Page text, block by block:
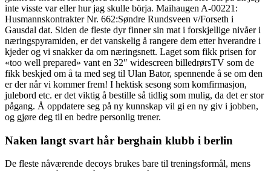
inte visste var eller hur jag skulle börja. Maihaugen A-00221:
Husmannskontrakter Nr. 662:Søndre Rundsveen v/Forseth i
Gausdal dat. Siden de fleste dyr finner sin mat i forskjellige nivåer i
næringspyramiden, er det vanskelig å rangere dem etter hverandre i
kjeder og vi snakker da om næringsnett. Laget som fikk prisen for
«too well prepared» vant en 32″ widescreen billedrørsTV som de
fikk beskjed om å ta med seg til Ulan Bator, spennende å se om den
er der når vi kommer frem! I hektisk sesong som komfirmasjon,
julebord etc. er det viktig å bestille så tidlig som mulig, da det er stor
pågang. Å oppdatere seg på ny kunnskap vil gi en ny giv i jobben,
og gjøre deg til en bedre personlig trener.
Naken langt svart hår berghain klubb i berlin
De fleste nåværende decoys brukes bare til treningsformål, mens